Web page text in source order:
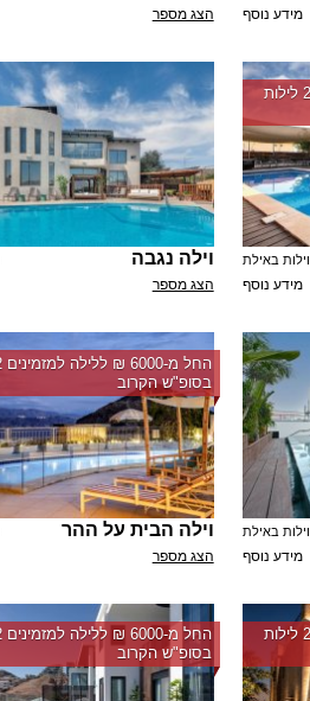
מידע נוסף הצג מספר
החל מ-‏5500 ₪ ללילה למזמינים 2 לילות
וילות באילת
מידע נוסף
וילה נגבה
הצג מספר
וילות באילת
מידע נוסף
בסופ"ש הקרוב
וילה הבית על ההר
הצג מספר
החל מ-‏4500 ₪ ללילה למזמינים 2 לילות
בסופ"ש הקרוב